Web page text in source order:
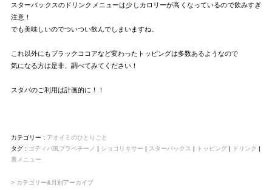
スターバックスのドリンクメニューは少しカロリーが高くなっているので飲みすぎ
注意！
でも美味しいのでついつい飲んでしまいますね。
これ以外にもブラックココアなど変わったトッピングは多数あるようなので
気になる方は是非、調べてみてください！
スタバのご利用は計画的に！！
カテゴリー : アオイミのひとりごと
タグ : ゴディバ風プラペチーノ | ショコリキサー | スターバックス | トッピング| ドリンク |
裏メニュー
> カテゴリー&月別アーカイブ